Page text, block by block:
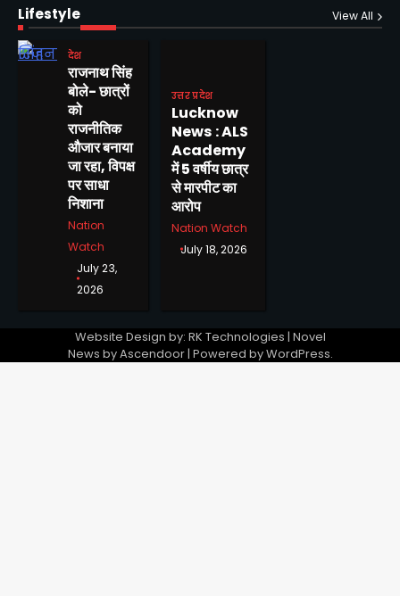
Lifestyle View All
देश
राजनाथ सिंह
बोले- छात्रों
को
राजनीतिक
औजार बनाया
जा रहा, विपक्ष
पर साधा
निशाना
Nation
Watch
July 23,
2026
उत्तर प्रदेश
Lucknow
News : ALS
Academy
में 5 वर्षीय छात्र
से मारपीट का
आरोप
Nation Watch
July 18, 2026
Website Design by: RK Technologies | Novel
News byAscendoor| Powered byWordPress.